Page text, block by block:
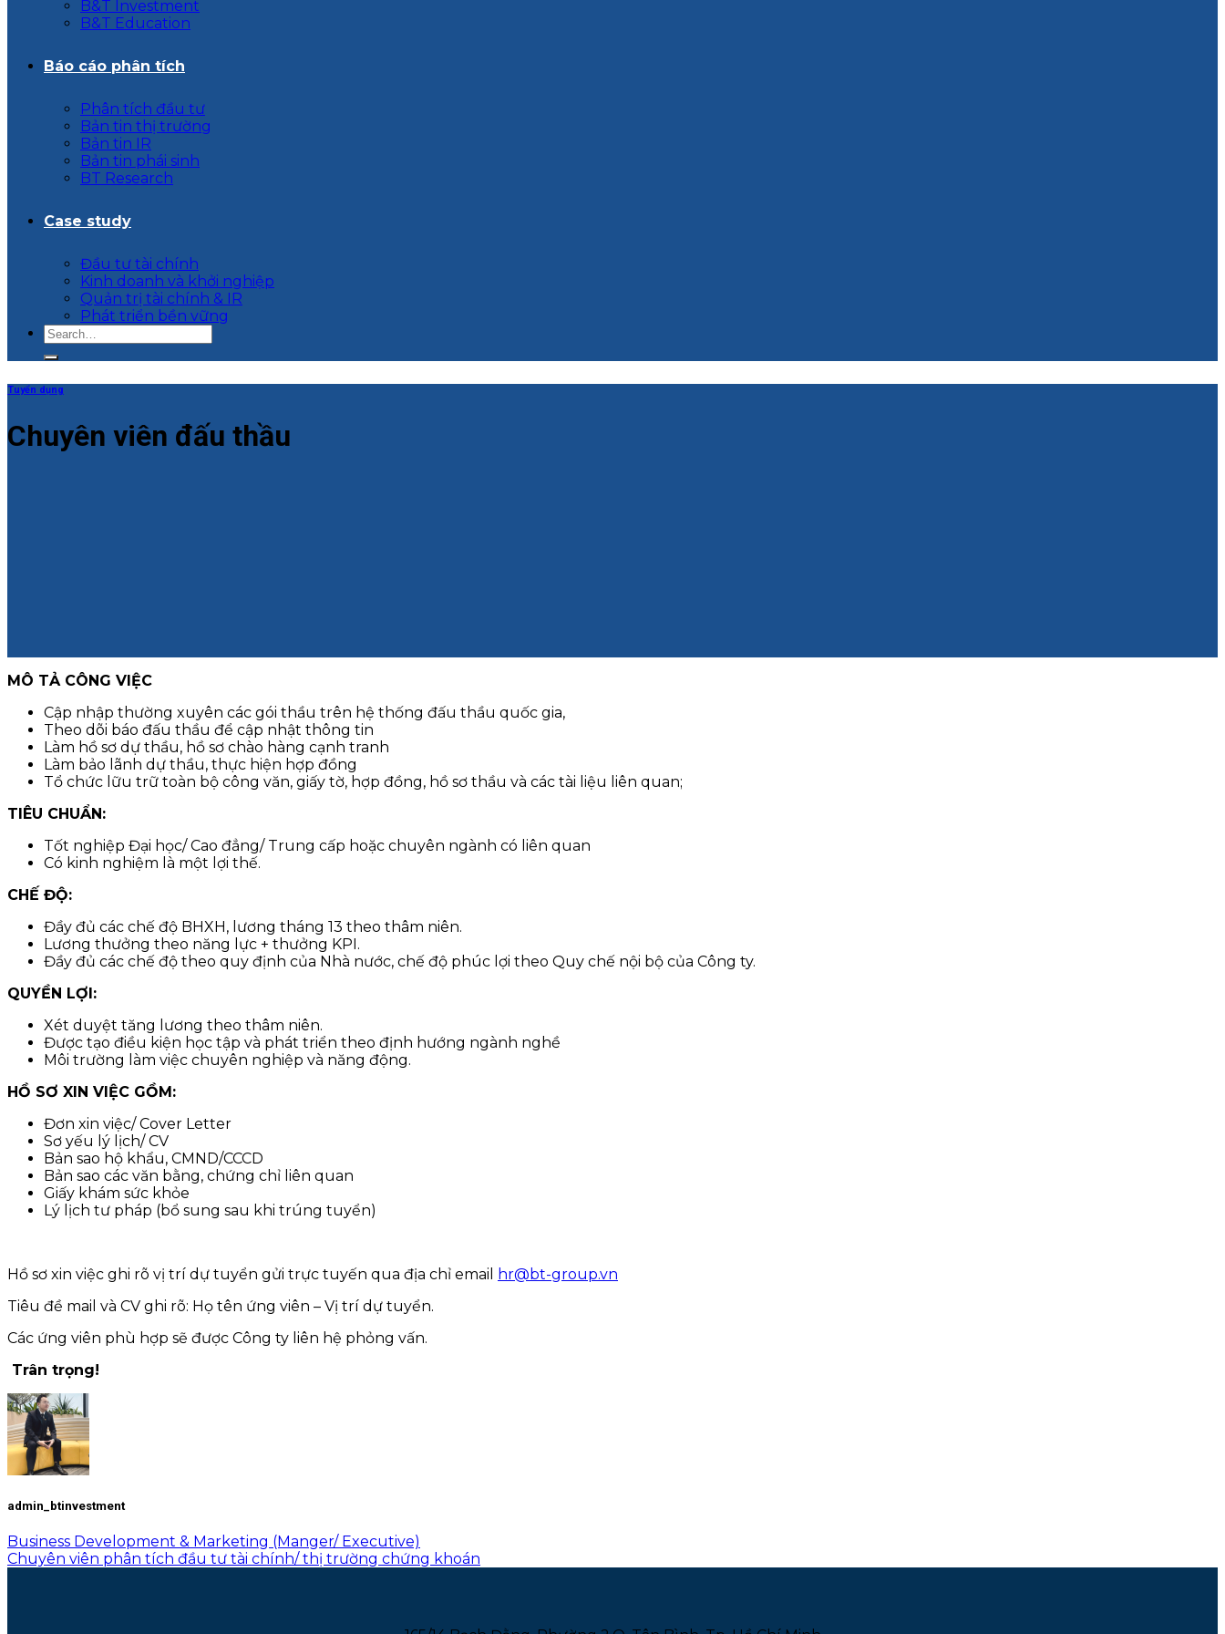
B&T Investment
B&T Education
Báo cáo phân tích
Phân tích đầu tư
Bản tin thị trường
Bản tin IR
Bản tin phái sinh
BT Research
Case study
Đầu tư tài chính
Kinh doanh và khởi nghiệp
Quản trị tài chính & IR
Phát triển bền vững
Tuyển dụng
Chuyên viên đấu thầu
MÔ TẢ CÔNG VIỆC
Cập nhập thường xuyên các gói thầu trên hệ thống đấu thầu quốc gia,
Theo dõi báo đấu thầu để cập nhật thông tin
Làm hồ sơ dự thầu, hồ sơ chào hàng cạnh tranh
Làm bảo lãnh dự thầu, thực hiện hợp đồng
Tổ chức lữu trữ toàn bộ công văn, giấy tờ, hợp đồng, hồ sơ thầu và các tài liệu liên quan;
TIÊU CHUẨN:
Tốt nghiệp Đại học/ Cao đẳng/ Trung cấp hoặc chuyên ngành có liên quan
Có kinh nghiệm là một lợi thế.
CHẾ ĐỘ:
Đầy đủ các chế độ BHXH, lương tháng 13 theo thâm niên.
Lương thưởng theo năng lực + thưởng KPI.
Đầy đủ các chế độ theo quy định của Nhà nước, chế độ phúc lợi theo Quy chế nội bộ của Công ty.
QUYỀN LỢI:
Xét duyệt tăng lương theo thâm niên.
Được tạo điều kiện học tập và phát triển theo định hướng ngành nghề
Môi trường làm việc chuyên nghiệp và năng động.
HỒ SƠ XIN VIỆC GỒM:
Đơn xin việc/ Cover Letter
Sơ yếu lý lịch/ CV
Bản sao hộ khẩu, CMND/CCCD
Bản sao các văn bằng, chứng chỉ liên quan
Giấy khám sức khỏe
Lý lịch tư pháp (bổ sung sau khi trúng tuyển)
Hồ sơ xin việc ghi rõ vị trí dự tuyển gửi trực tuyến qua địa chỉ email
hr@bt-group.vn
Tiêu đề mail và CV ghi rõ: Họ tên ứng viên – Vị trí dự tuyển.
Các ứng viên phù hợp sẽ được Công ty liên hệ phỏng vấn.
Trân trọng!
admin_btinvestment
Business Development & Marketing (Manger/ Executive)
Chuyên viên phân tích đầu tư tài chính/ thị trường chứng khoán